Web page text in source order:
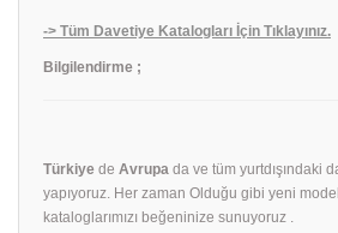
-> Tüm Davetiye Katalogları İçin Tıklayınız.
Bilgilendirme ;
Türkiye de Avrupa da ve tüm yurtdışındaki
yapıyoruz. Her zaman Olduğu gibi yeni
kataloglarımızı beğeninize sunuyoruz .